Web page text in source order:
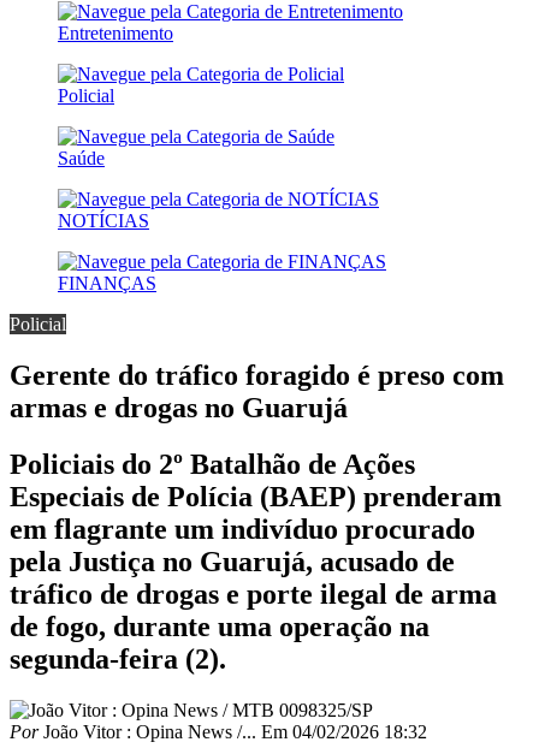
Entretenimento
Policial
Saúde
NOTÍCIAS
FINANÇAS
Policial
Gerente do tráfico foragido é preso com
armas e drogas no Guarujá
Policiais do 2º Batalhão de Ações
Especiais de Polícia (BAEP) prenderam
em flagrante um indivíduo procurado
pela Justiça no Guarujá, acusado de
tráfico de drogas e porte ilegal de arma
de fogo, durante uma operação na
segunda-feira (2).
PorJoão Vitor : Opina News /... Em 04/02/2026 18:32